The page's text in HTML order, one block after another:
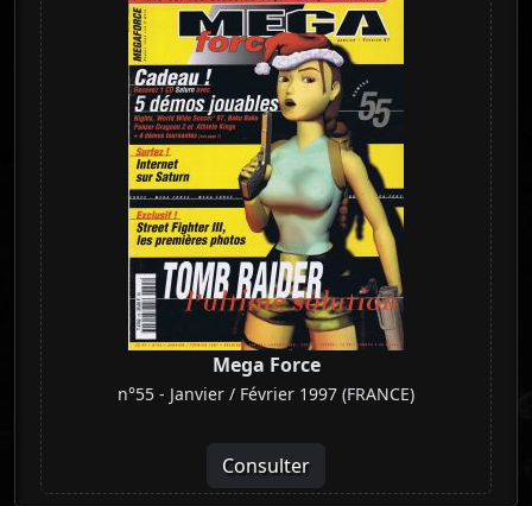
Mega Force
n°55 - Janvier / Février 1997 (FRANCE)
Consulter